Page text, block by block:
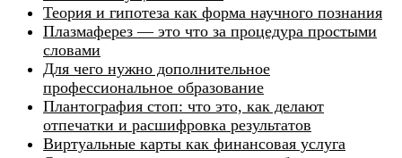
Теория и гипотеза как форма научного познания
Плазмаферез — это что за процедура простыми
словами
Для чего нужно дополнительное
профессиональное образование
Плантография стоп: что это, как делают
отпечатки и расшифровка результатов
Виртуальные карты как финансовая услуга